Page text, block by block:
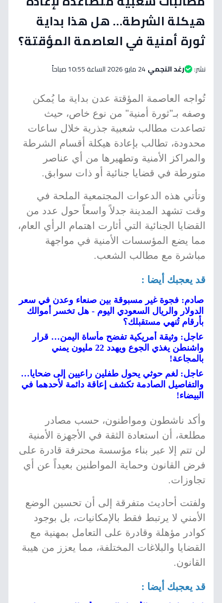
هيكلة الشرطة… هل هذا بداية
ثورة أمنية في العاصمة المؤقتة؟
نشر: رغد النجمي24 مايو 2026 الساعة 10:55 صباحاً
تُواجه العاصمة المؤقتة عدن بداية ما يُمكن
وصفه بـ"ثورة أمنية" من نوع خاص، حيث
تصاعدت مطالب شعبية جذرية خلال ساعات
محدودة، تطالب بإعادة هيكلة أقسام الشرطة
والمراكز الأمنية وتطهيرها من أي عناصر
متورطة في قضايا جنائية أو ذات سوابق.
وتأتي هذه الدعوات المجتمعية الملحة في
وقت تشهد المدينة جدلاً واسعاً حول عدد من
القضايا الجنائية التي أثارت اهتمام الرأي العام،
مما يضع المؤسسات الأمنية في مواجهة
مباشرة مع مطالب الشعب.
قد يعجبك أيضا :
صادم: فجوة غير مسبوقة بين صنعاء وعدن في سعر
الدولار والريال السعودي اليوم - هل تخسر أموالك
بأرقام تُنهي مستقبلك؟
عاجل: وثيقة أمريكية تفضح مأساة اليمن… قرار
واشنطن يغذي الجوع ويهدد 22 مليون يمني
بالمجاعة!
عاجل: لغم حوثي يحول طفلين راعيين إلى ضحايا…
والتفاصيل الصادمة تكشف إعاقة دائمة لأحدهما في
البيضاء!
وأكد ناشطون ومواطنون، حسب مصادر
مطلعة، أن استعادة الثقة في الأجهزة الأمنية
لن تتم إلا عبر بناء مؤسسة محترفة قادرة على
فرض القانون وحماية المواطنين بعيداً عن أي
تجاوزات.
ولفتت أحاديث متفرقة إلى أن تحسين الوضع
الأمني لا يرتبط فقط بالإمكانيات، بل بوجود
كوادر مؤهلة وقادرة على التعامل بمهنية مع
القضايا والبلاغات المختلفة، مما يعزز من هيبة
القانون.
قد يعجبك أيضا :